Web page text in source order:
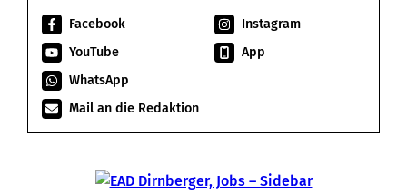
Facebook
Instagram
YouTube
App
WhatsApp
Mail an die Redaktion